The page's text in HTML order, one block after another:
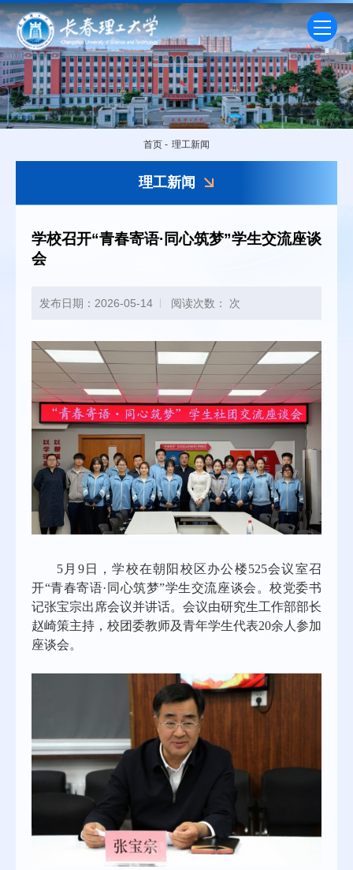
理工新闻
首页 - 理工新闻
学校召开“青春寄语·同心筑梦”学生交流座谈
会
发布日期：2026-05-14 阅读次数： 次
5月9日，学校在朝阳校区办公楼525会议室召
开“青春寄语·同心筑梦”学生交流座谈会。校党委书
记张宝宗出席会议并讲话。会议由研究生工作部部长
赵崎策主持，校团委教师及青年学生代表20余人参加
座谈会。